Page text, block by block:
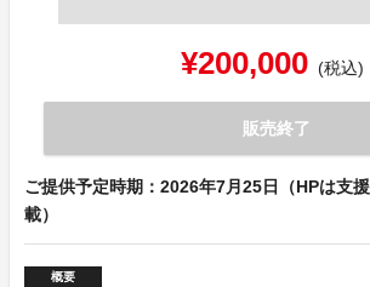
¥200,000 (税込)
販売終了
ご提供予定時期：2026年7月25日（HPは支
載）
概要